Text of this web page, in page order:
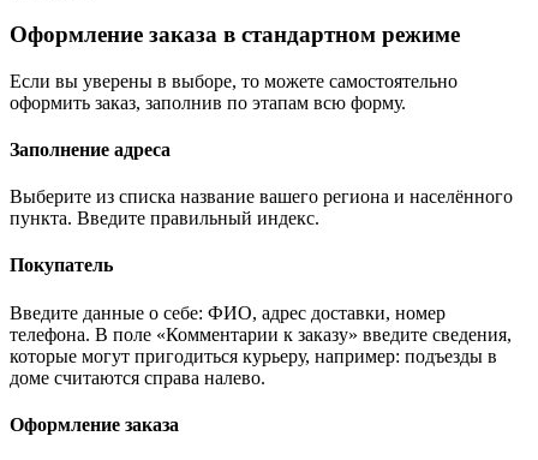
Оформление заказа в стандартном режиме
Если вы уверены в выборе, то можете самостоятельно
оформить заказ, заполнив по этапам всю форму.
Заполнение адреса
Выберите из списка название вашего региона и населённого
пункта. Введите правильный индекс.
Покупатель
Введите данные о себе: ФИО, адрес доставки, номер
телефона. В поле «Комментарии к заказу» введите сведения,
которые могут пригодиться курьеру, например: подъезды в
доме считаются справа налево.
Оформление заказа